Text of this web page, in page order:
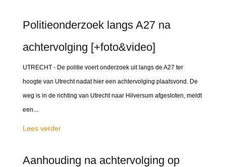
Politieonderzoek langs A27 na
achtervolging [+foto&video]
UTRECHT - De politie voert onderzoek uit langs de A27 ter
hoogte van Utrecht nadat hier een achtervolging plaatsvond. De
weg is in de richting van Utrecht naar Hilversum afgesloten, meldt
een...
Lees verder
Aanhouding na achtervolging op